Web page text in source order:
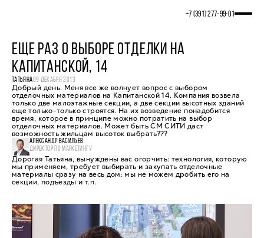
+7 (391) 277‒99‒01
ЕЩЕ РАЗ О ВЫБОРЕ ОТДЕЛКИ НА
КАПИТАНСКОЙ, 14
ТАТЬЯНА09 ДЕКАБРЯ 2013
Добрый день. Меня все же волнует вопрос с выбором
отделочных материалов на Капитанской 14. Компания возвела
только две малоэтажные секции, а две секции высотных зданий
еще только-только строятся. На их возведение понадобится
время, которое в принципе можно потратить на выбор
отделочных материалов. Может быть СМ СИТИ даст
возможность жильцам высоток выбрать???
АЛЕКСАНДР ВАСИЛЬЕВ
ДИРЕКТОР ПО МАРКЕТИНГУ
Дорогая Татьяна, вынуждены вас огорчить: технология, которую
мы применяем, требует выбирать и закупать отделочные
материалы сразу на весь дом: мы не можем дробить его на
секции, подъезды и т.п.